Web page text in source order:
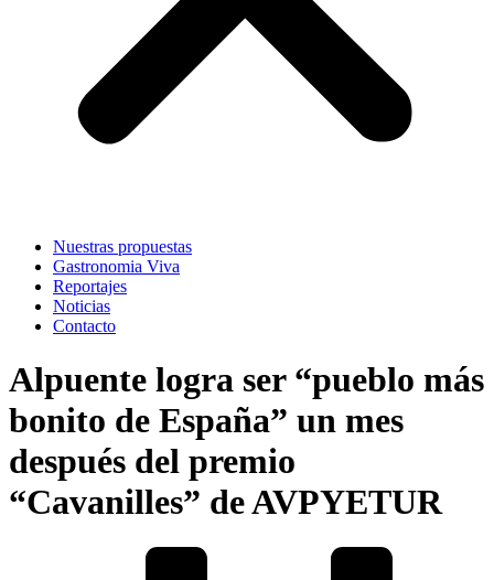
Nuestras propuestas
Gastronomia Viva
Reportajes
Noticias
Contacto
Alpuente logra ser “pueblo más
bonito de España” un mes
después del premio
“Cavanilles” de AVPYETUR